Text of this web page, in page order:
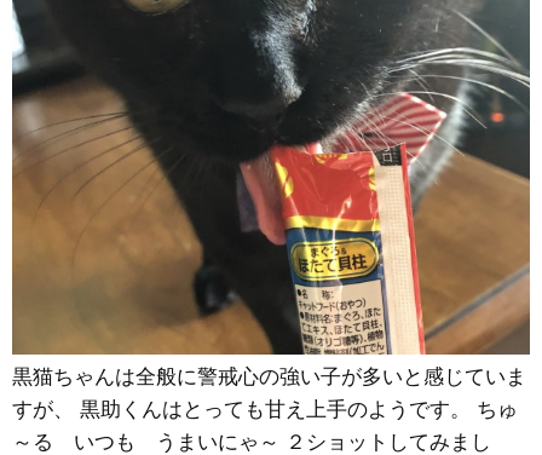
黒猫ちゃんは全般に警戒心の強い子が多いと感じていま
すが、 黒助くんはとっても甘え上手のようです。 ちゅ
～る いつも うまいにゃ～ ２ショットしてみまし